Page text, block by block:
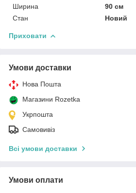
Ширина
90 см
Стан
Новий
Приховати
Умови доставки
Нова Пошта
Магазини Rozetka
Укрпошта
Самовивіз
Всі умови доставки
Умови оплати